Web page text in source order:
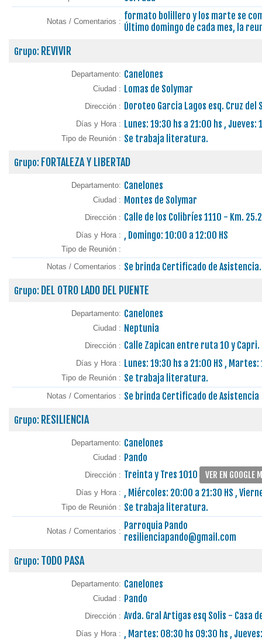
Notas / Comentarios : formato bolillero y los marte se
Último domingo de cada mes, la
Grupo: REVIVIR
Departamento: Canelones
Ciudad : Lomas de Solymar
Dirección : Doroteo Garcia Lagos esq. Cruz del
Días y Hora : Lunes: 19:30 hs a 21:00 hs , Jueves:
Tipo de Reunión : Se trabaja literatura.
Grupo: FORTALEZA Y LIBERTAD
Departamento: Canelones
Ciudad : Montes de Solymar
Dirección : Calle de los Colibríes 1110 - Km.
Días y Hora : , Domingo: 10:00 a 12:00 HS
Tipo de Reunión :
Notas / Comentarios : Se brinda Certificado de Asistencia.
Grupo: DEL OTRO LADO DEL PUENTE
Departamento: Canelones
Ciudad : Neptunia
Dirección : Calle Zapican entre ruta 10 y Capri.
Días y Hora : Lunes: 19:30 hs a 21:00 HS ,
Tipo de Reunión : Se trabaja literatura.
Notas / Comentarios : Se brinda Certificado de Asistencia
Grupo: RESILIENCIA
Departamento: Canelones
Ciudad : Pando
Dirección : Treinta y Tres 1010 VER EN GOOGLE
Días y Hora : , Miércoles: 20:00 a 21:30 HS ,
Tipo de Reunión : Se trabaja literatura.
Notas / Comentarios : Parroquia Pando
resilienciapando@gmail.com
Grupo: TODO PASA
Departamento: Canelones
Ciudad : Pando
Dirección : Avda. Gral Artigas esq Solis - Casa
Días y Hora : , Martes: 08:30 hs 09:30 hs ,